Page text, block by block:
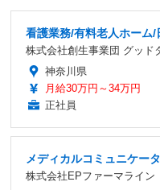
看護業務/有料老人ホーム
株式会社創生事業団 グッド
神奈川県
月給30万円～34万円
正社員
メディカルコミュニケー
株式会社EPファーマライン